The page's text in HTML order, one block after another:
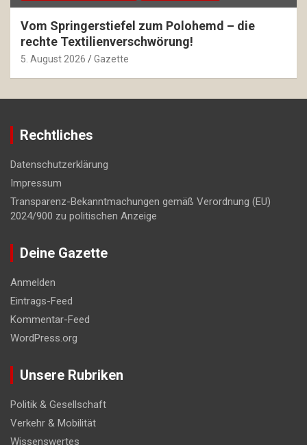
Vom Springerstiefel zum Polohemd – die
rechte Textilienverschwörung!
5. August 2026 Gazette
Rechtliches
Datenschutzerklärung
Impressum
Transparenz-Bekanntmachungen gemäß Verordnung (EU)
2024/900 zu politischen Anzeige
Deine Gazette
Anmelden
Eintrags-Feed
Kommentar-Feed
WordPress.org
Unsere Rubriken
Politik & Gesellschaft
Verkehr & Mobilität
Wissenswertes